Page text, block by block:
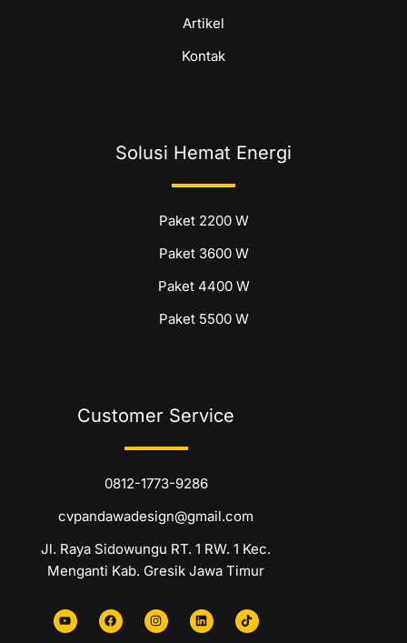
Artikel
Kontak
Solusi Hemat Energi
Paket 2200 W
Paket 3600 W
Paket 4400 W
Paket 5500 W
Customer Service
0812-1773-9286
cvpandawadesign@gmail.com
Jl. Raya Sidowungu RT. 1 RW. 1 Kec.
Menganti Kab. Gresik Jawa Timur
u
t
u
c
e
b
s
t
a
n
k
e
k
t
o